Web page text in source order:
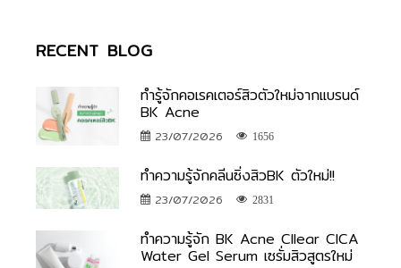
RECENT BLOG
ทำรู้จักคอเรคเตอร์สิวตัวใหม่จากแบรนด์
BK Acne
23/07/2026 1656
ทำความรู้จักคลีนซิ่งสิวBK ตัวใหม่!!
23/07/2026 2831
ทำความรู้จัก BK Acne Cllear CICA
Water Gel Serum เซรั่มสิวสูตรใหม่